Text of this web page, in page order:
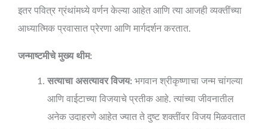
इतर पवित्र ग्रंथांमध्ये वर्णन केल्या आहेत आणि त्या आजही व्यक्तींच्या
आध्यात्मिक प्रवासात प्रेरणा आणि मार्गदर्शन करतात.
जन्माष्टमीचे मुख्य थीम:
सत्याचा असत्यावर विजय: भगवान श्रीकृष्णाचा जन्म चांगल्या
आणि वाईटाच्या विजयाचे प्रतीक आहे. त्यांच्या जीवनातील
अनेक उदाहरणे आहेत ज्यात ते दुष्ट शक्तींवर विजय मिळवतात